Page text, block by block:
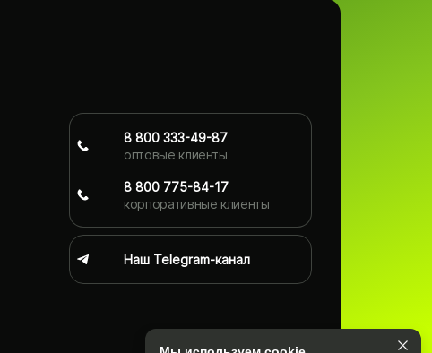
8 800 333-49-87
оптовые клиенты
8 800 775-84-17
корпоративные клиенты
Наш Telegram-канал